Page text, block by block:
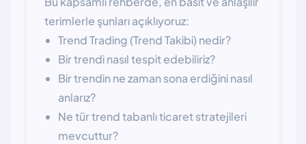
terimlerle şunları açıklıyoruz:
Trend Trading (Trend Takibi) nedir?
Bir trendi nasıl tespit edebiliriz?
Bir trendin ne zaman sona erdiğini nasıl
anlarız?
Ne tür trend tabanlı ticaret stratejileri
mevcuttur?